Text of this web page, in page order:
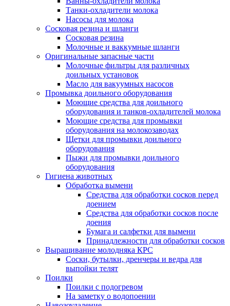
Танки-охладители молока
Насосы для молока
Сосковая резина и шланги
Сосковая резина
Молочные и ваккумные шланги
Оригинальные запасные части
Молочные фильтры для различных
доильных установок
Масло для вакуумных насосов
Промывка доильного оборудования
Моющие средства для доильного
оборудования и танков-охладителей молока
Моющие средства для промывки
оборудования на молокозаводах
Щетки для промывки доильного
оборудования
Пыжи для промывки доильного
оборудования
Гигиена животных
Обработка вымени
Средства для обработки сосков перед
доением
Средства для обработки сосков после
доения
Бумага и салфетки для вымени
Принадлежности для обработки сосков
Выращивание молодняка КРС
Соски, бутылки, дренчеры и ведра для
выпойки телят
Поилки
Поилки с подогревом
На заметку о водопоении